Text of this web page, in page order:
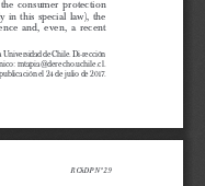
consumer protection
in this special law), the
and, even, a recent
Universidad de Chile. Di-rección
mtapia@derecho.uchile.cl.
el 24 de julio de 2017.
RChDP Nº 29